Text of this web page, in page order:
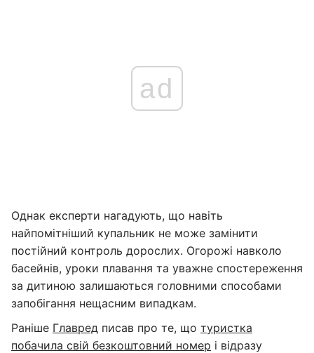
ad
Однак експерти нагадують, що навіть
найпомітніший купальник не може замінити
постійний контроль дорослих. Огорожі навколо
басейнів, уроки плавання та уважне спостереження
за дитиною залишаються головними способами
запобігання нещасним випадкам.
Раніше Главред писав про те, що туристка
побачила свій безкоштовний номер і відразу